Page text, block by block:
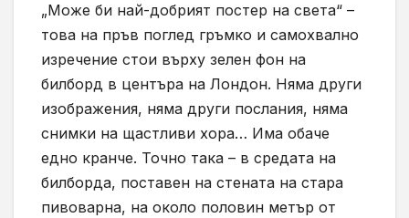
„Може би най-добрият постер на света“ –
това на пръв поглед гръмко и самохвално
изречение стои върху зелен фон на
билборд в центъра на Лондон. Няма други
изображения, няма други послания, няма
снимки на щастливи хора… Има обаче
едно кранче. Точно така – в средата на
билборда, поставен на стената на стара
пивоварна, на около половин метър от